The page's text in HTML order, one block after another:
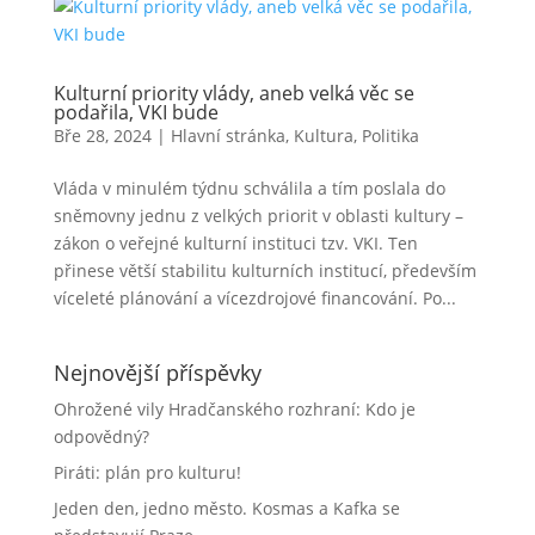
Kulturní priority vlády, aneb velká věc se
podařila, VKI bude
Bře 28, 2024| Hlavní stránka, Kultura, Politika
Vláda v minulém týdnu schválila a tím poslala do
sněmovny jednu z velkých priorit v oblasti kultury –
zákon o veřejné kulturní instituci tzv. VKI. Ten
přinese větší stabilitu kulturních institucí, především
víceleté plánování a vícezdrojové financování. Po...
Nejnovější příspěvky
Ohrožené vily Hradčanského rozhraní: Kdo je
odpovědný?
Piráti: plán pro kulturu!
Jeden den, jedno město. Kosmas a Kafka se